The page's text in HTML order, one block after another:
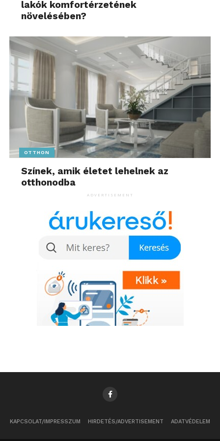
évtizedes kutatás-
meglévő eszközök
okosabb felhasználását”
–hangsúlyozza Gampel Tamás.
További friss híreket talál azipar4.hufőoldalán!
Kövesse a technológiai híreket és csatlakozzon
hozzánk a Facebookonis!
lakók komfortérzetének
növelésében?
OTTHON
Színek, amik életet lehelnek az
otthonodba
ADVERTISEMENT
KAPCSOLAT/IMPRESSZUM HIRDETÉS/ADVERTISEMENT ADATVÉDELEM